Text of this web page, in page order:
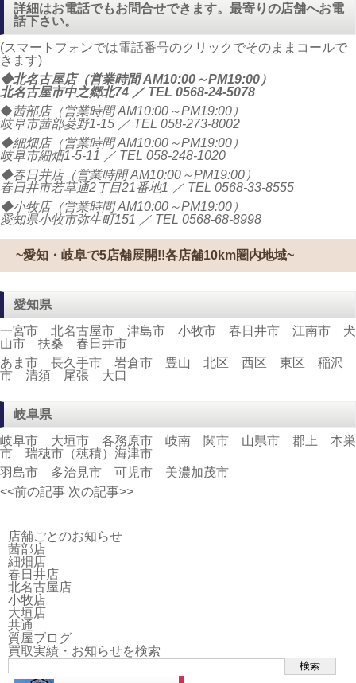
詳細はお電話でもお問合せできます。最寄りの店舗へお電
話下さい。
(スマートフォンでは電話番号のクリックでそのままコールで
きます)
◆北名古屋店（営業時間 AM10:00～PM19:00）
北名古屋市中之郷北74 ／ TEL 0568-24-5078
◆茜部店（営業時間 AM10:00～PM19:00）
岐阜市茜部菱野1-15 ／ TEL 058-273-8002
◆細畑店（営業時間 AM10:00～PM19:00）
岐阜市細畑1-5-11 ／ TEL 058-248-1020
◆春日井店（営業時間 AM10:00～PM19:00）
春日井市若草通2丁目21番地1 ／ TEL 0568-33-8555
◆小牧店（営業時間 AM10:00～PM19:00）
愛知県小牧市弥生町151 ／ TEL 0568-68-8998
~愛知・岐阜で5店舗展開!!各店舗10km圏内地域~
愛知県
一宮市 北名古屋市 津島市 小牧市 春日井市 江南市 犬
山市 扶桑 春日井市
あま市 長久手市 岩倉市 豊山 北区 西区 東区 稲沢
市 清須 尾張 大口
岐阜県
岐阜市 大垣市 各務原市 岐南 関市 山県市 郡上 本巣
市 瑞穂市（穂積）海津市
羽島市 多治見市 可児市 美濃加茂市
<<前の記事 次の記事>>
店舗ごとのお知らせ
茜部店
細畑店
春日井店
北名古屋店
小牧店
大垣店
共通
質屋ブログ
買取実績・お知らせを検索
検索